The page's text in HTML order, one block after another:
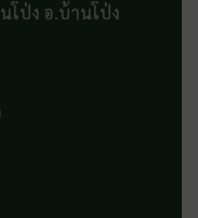
โป่ง อ.บ้านโป่ง